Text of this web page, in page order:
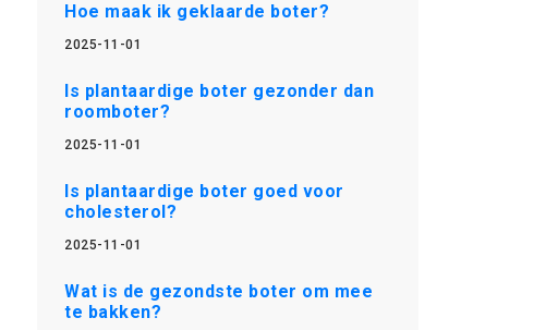
Hoe maak ik geklaarde boter?
2025-11-01
Is plantaardige boter gezonder dan
roomboter?
2025-11-01
Is plantaardige boter goed voor
cholesterol?
2025-11-01
Wat is de gezondste boter om mee
te bakken?